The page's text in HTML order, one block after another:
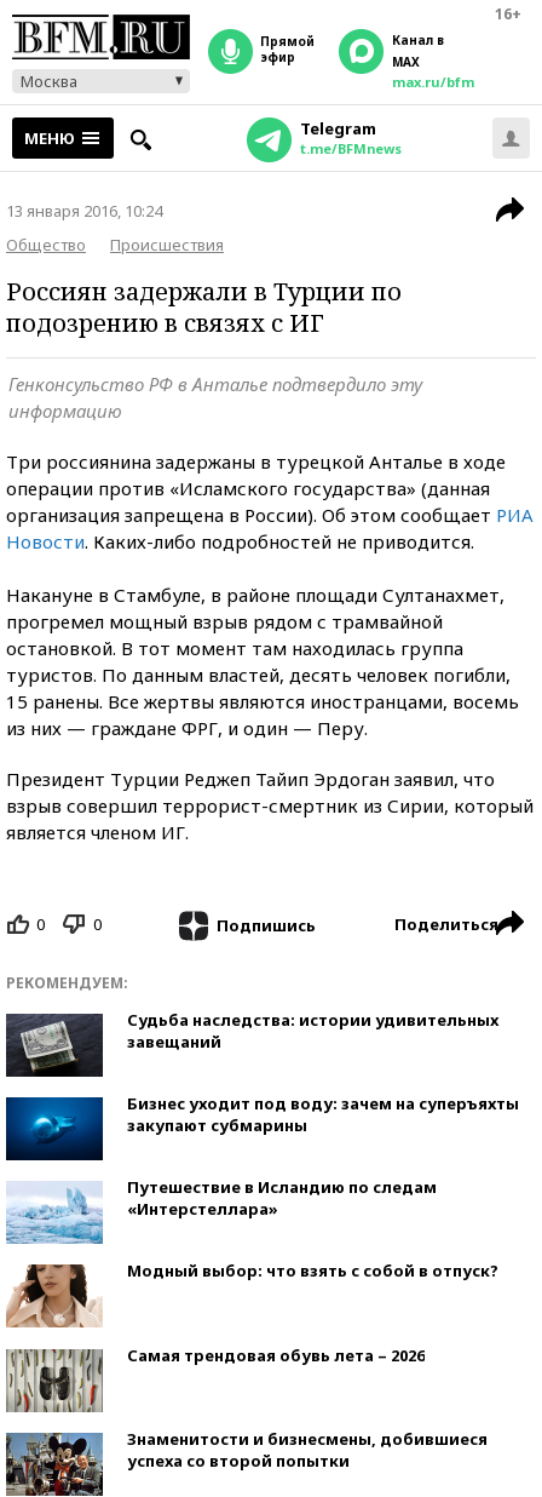
16+
Москва
прямой
эфир
Канал в
MAX
max.ru/bfm
МЕНЮ Telegram
t.me/BFMnews
13 января 2016, 10:24
Общество
Происшествия
Россиян задержали в Турции по
подозрению в связях с ИГ
Генконсульство РФ в Анталье подтвердило эту
информацию
Три россиянина задержаны в турецкой Анталье в ходе
операции против «Исламского государства» (данная
организация запрещена в России). Об этом сообщает РИА
Новости. Каких-либо подробностей не приводится.
Накануне в Стамбуле, в районе площади Султанахмет,
прогремел мощный взрыв рядом с трамвайной
остановкой. В тот момент там находилась группа
туристов. По данным властей, десять человек погибли,
15 ранены. Все жертвы являются иностранцами, восемь
из них — граждане ФРГ, и один — Перу.
Президент Турции Реджеп Тайип Эрдоган заявил, что
взрыв совершил террорист-смертник из Сирии, который
является членом ИГ.
0 0 Подпишись Поделиться
РЕКОМЕНДУЕМ:
Судьба наследства: истории удивительных
завещаний
Бизнес уходит под воду: зачем на суперъяхты
закупают субмарины
Путешествие в Исландию по следам
«Интерстеллара»
Модный выбор: что взять с собой в отпуск?
Самая трендовая обувь лета – 2026
Знаменитости и бизнесмены, добившиеся
успеха со второй попытки